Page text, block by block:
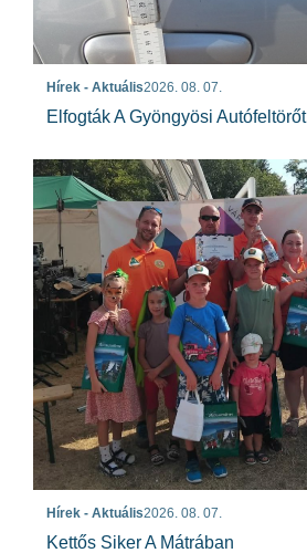
Hírek - Aktuális2026. 08. 07.
Elfogták A Gyöngyösi Autófeltörőt
Hírek - Aktuális2026. 08. 07.
Kettős Siker A Mátrában